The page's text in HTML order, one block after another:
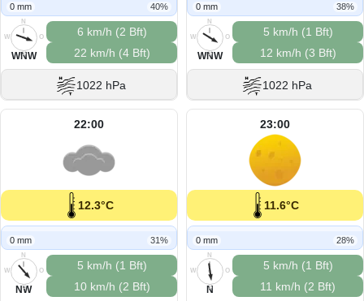
0 mm 40%
N
O
S
W
WNW
6 km/h (2 Bft)
22 km/h (4 Bft)
1022 hPa
0 mm 38%
N
O
S
W
WNW
5 km/h (1 Bft)
12 km/h (3 Bft)
1022 hPa
22:00
12.3°C
0 mm 31%
N
O
S
W
NW
5 km/h (1 Bft)
10 km/h (2 Bft)
23:00
11.6°C
0 mm 28%
N
O
S
W
N
5 km/h (1 Bft)
11 km/h (2 Bft)